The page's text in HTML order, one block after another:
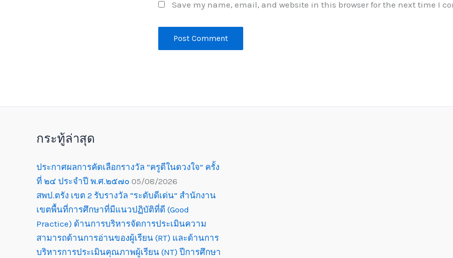
Save my name, email, and website in this browser for the next time I
กระทู้ล่าสุด
ประกาศผลการคัดเลือกรางวัล “ครูดีในดวงใจ” ครั้ง
ที่ ๒๔ ประจำปี พ.ศ.๒๕๗๐ 05/08/2026
สพป.ตรัง เขต 2 รับรางวัล “ระดับดีเด่น” สำนักงาน
เขตพื้นที่การศึกษาที่มีแนวปฏิบัติที่ดี (Good
Practice) ด้านการบริหารจัดการประเมินความ
สามารถด้านการอ่านของผู้เรียน (RT) และด้านการ
บริหารการประเมินคุณภาพผู้เรียน (NT) ปีการศึกษา